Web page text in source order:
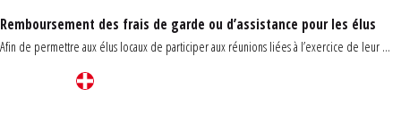
Remboursement des frais de garde ou d’assistance pour les élus
Afin de permettre aux élus locaux de participer aux réunions liées à l’exercice de leur ...